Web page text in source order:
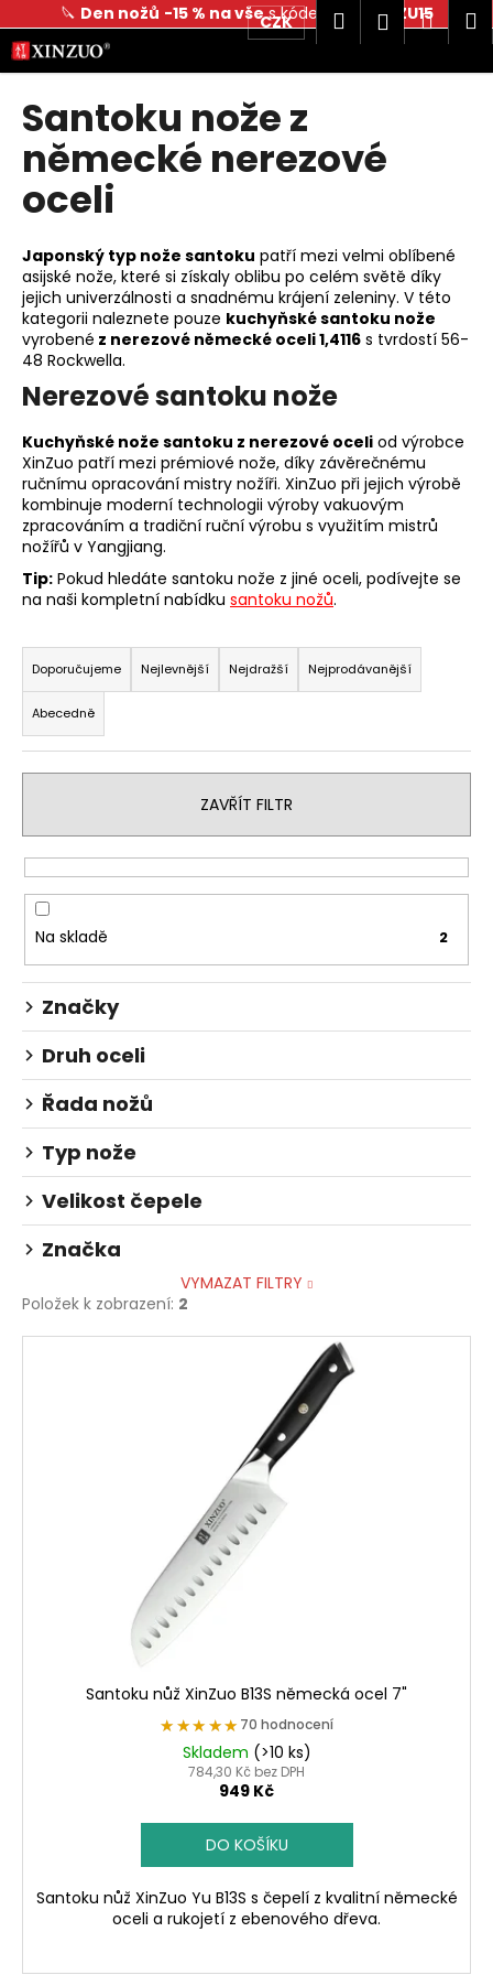
🔪 Den nožů -15 % na všes kódemDENNOZU15
Přejít
na
obsah
CZK Hledat
Santoku nože z
německé nerezové
oceli
Japonský typ nože santoku patří mezi velmi oblíbené
asijské nože, které si získaly oblibu po celém světě díky
jejich univerzálnosti a snadnému krájení zeleniny. V této
kategorii naleznete pouze kuchyňské santoku nože
vyrobené z nerezové německé oceli 1,4116 s tvrdostí 56-
48 Rockwella.
Nerezové santoku nože
Kuchyňské nože santoku z nerezové oceli od výrobce
XinZuo patří mezi prémiové nože, díky závěrečnému
ručnímu opracování mistry nožíři. XinZuo při jejich výrobě
kombinuje moderní technologii výroby vakuovým
zpracováním a tradiční ruční výrobu s využitím mistrů
nožířů v Yangjiang.
Tip: Pokud hledáte santoku nože z jiné oceli, podívejte se
na naši kompletní nabídku santoku nožů.
Ř
a
z
e
n
r
o
d
u
k
t
ů
Doporučujeme Nejlevnější Nejdražší Nejprodávanější
Abecedně
ZAVŘÍT FILTR
Na skladě 2
Značky
Druh oceli
Řada nožů
Typ nože
Velikost čepele
Značka
VYMAZAT FILTRY
Položek k zobrazení: 2
V
Santoku nůž XinZuo B13S německá ocel 7"
★★★★★
★★★★★ 70 hodnocení
Skladem (>10 ks)
784,30 Kč bez DPH
949 Kč
DO KOŠÍKU
Santoku nůž XinZuo Yu B13S s čepelí z kvalitní německé
oceli a rukojetí z ebenového dřeva.
o
š Zpět
Zpět
C
o
p
o
ř
e
b
u
j
e
t
e
n
a
j
í
t
HLEDAT
D
o
p
o
u
č
u
j
e
m
e